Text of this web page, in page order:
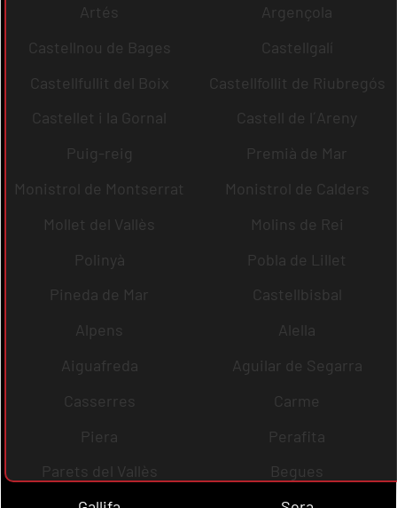
Artés
Argençola
Castellnou de Bages
Castellgalí
Castellfullit del Boix
Castellfollit de Riubregós
Castellet i la Gornal
Castell de l´Areny
Puig-reig
Premià de Mar
Monistrol de Montserrat
Monistrol de Calders
Mollet del Vallès
Molins de Rei
Polinyà
Pobla de Lillet
Pineda de Mar
Castellbisbal
Alpens
Alella
Aiguafreda
Aguilar de Segarra
Casserres
Carme
Piera
Perafita
Parets del Vallès
Begues